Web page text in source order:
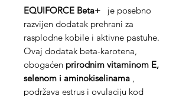
EQUIFORCE Beta+
je posebno
razvijen dodatak prehrani za
rasplodne kobile i aktivne pastuhe.
Ovaj dodatak beta-karotena,
obogaćen prirodnim vitaminom E,
selenom i aminokiselinama ,
podržava estrus i ovulaciju kod